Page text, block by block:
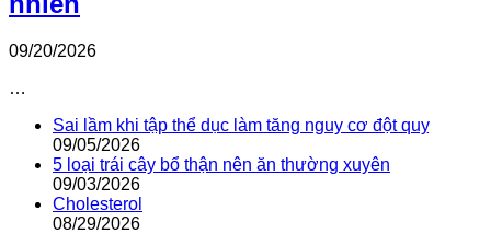
09/20/2026
…
Sai lầm khi tập thể dục làm tăng nguy cơ đột quỵ
09/05/2026
5 loại trái cây bổ thận nên ăn thường xuyên
09/03/2026
Cholesterol
08/29/2026